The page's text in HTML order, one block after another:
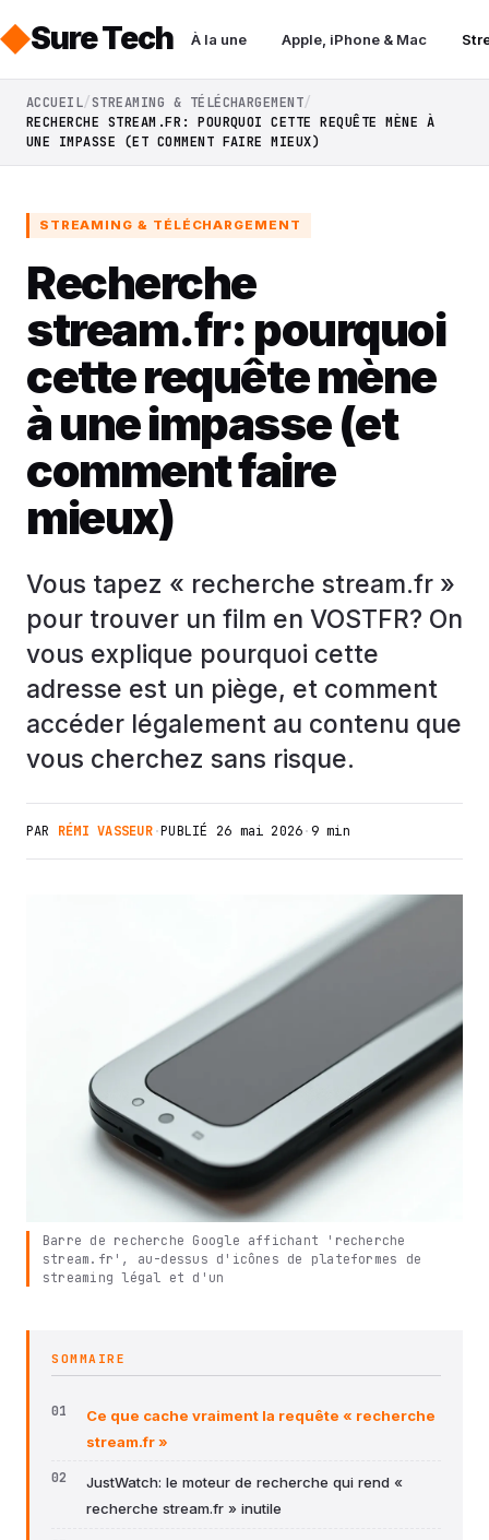
Sure Tech À la une Apple, iPhone & Mac
ACCUEIL STREAMING & TÉLÉCHARGEMENT
RECHERCHE STREAM.FR: POURQUOI CETTE REQUÊTE MÈNE À
UNE IMPASSE (ET COMMENT FAIRE MIEUX)
STREAMING & TÉLÉCHARGEMENT
Recherche
stream.fr: pourquoi
cette requête mène
à une impasse (et
comment faire
mieux)
Vous tapez « recherche stream.fr »
pour trouver un film en VOSTFR? On
vous explique pourquoi cette
adresse est un piège, et comment
accéder légalement au contenu que
vous cherchez sans risque.
PAR RÉMI VASSEUR·PUBLIÉ 26 mai 2026· 9 min
Barre de recherche Google affichant 'recherche
stream.fr', au-dessus d'icônes de plateformes de
streaming légal et d'un
SOMMAIRE
Ce que cache vraiment la requête « recherche
stream.fr »
JustWatch: le moteur de recherche qui rend «
recherche stream.fr » inutile